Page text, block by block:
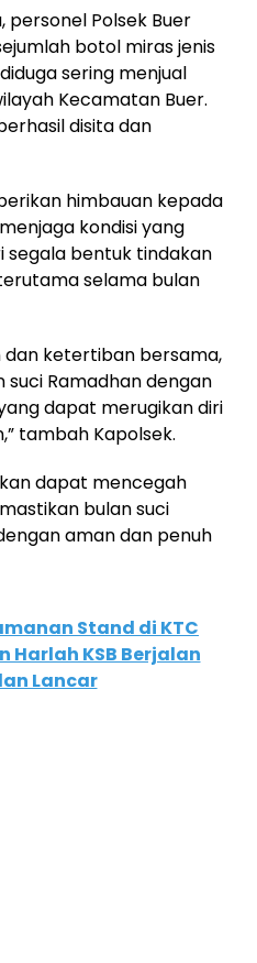
personel Polsek Buer
botol miras jenis
sering menjual
Kecamatan Buer.
disita dan
himbauan kepada
kondisi yang
segala bentuk tindakan
selama bulan
dan ketertiban bersama,
Ramadhan dengan
dapat merugikan diri
tambah Kapolsek.
dapat mencegah
bulan suci
aman dan penuh
Stand di KTC
Harlah KSB Berjalan
Lancar